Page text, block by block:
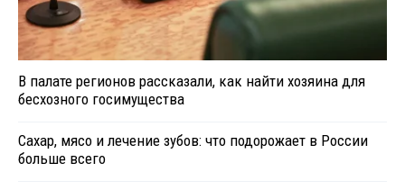
В палате регионов рассказали, как найти хозяина для
бесхозного госимущества
Сахар, мясо и лечение зубов: что подорожает в России
больше всего